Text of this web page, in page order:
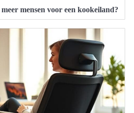
mensen voor een kookeiland?